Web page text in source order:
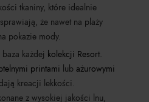
tkaniny, które idealnie
że nawet na plaży
pokazie mody.
baza każdej kolekcji Resort.
printami lub ażurowymi
kreacji lekkości.
z wysokiej jakości lnu,